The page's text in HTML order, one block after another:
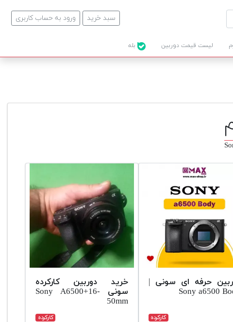
ورود به حساب کاربری سبد خرید
لیست قیمت دوربین
حرفه ای سونی |
Sony a6500
کارکرده
خرید دوربین کارکرده
سونی Sony A6500+16-
50mm
کارکرده